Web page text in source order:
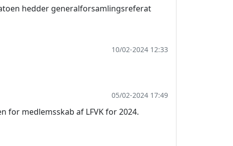
hedder generalforsamlingsreferat
10/02-2024 12:33
05/02-2024 17:49
for medlemsskab af LFVK for 2024.